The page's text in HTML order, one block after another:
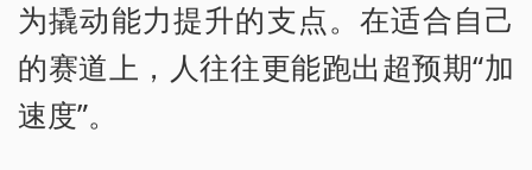
为撬动能力提升的支点。在适合自己
的赛道上，人往往更能跑出超预期“加
速度”。